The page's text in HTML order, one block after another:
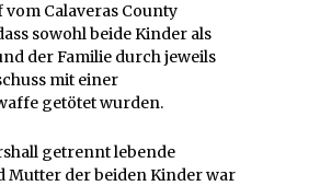
Calaveras County
sowohl beide Kinder als
der Familie durch jeweils
mit einer
getötet wurden.
getrennt lebende
Mutter der beiden Kinder war